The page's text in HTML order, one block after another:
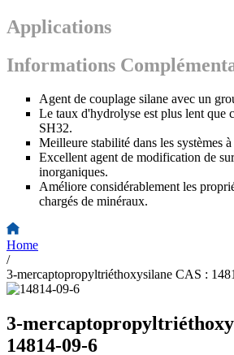
Applications
Informations
Agent de couplage silane avec un
Le taux d'hydrolyse est plus lent que
SH32.
Meilleure stabilité dans les systèmes à
Excellent agent de modification de
inorganiques.
Améliore considérablement les
chargés de minéraux.
Home
/
3-mercaptopropyltriéthoxysilane CAS :
3-
14814-09-6